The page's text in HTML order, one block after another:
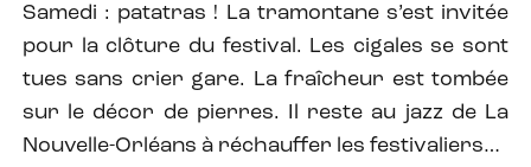
Samedi : patatras ! La tramontane s’est invitée
pour la clôture du festival. Les cigales se sont
tues sans crier gare. La fraîcheur est tombée
sur le décor de pierres. Il reste au jazz de La
Nouvelle-Orléans à réchauffer les festivaliers…